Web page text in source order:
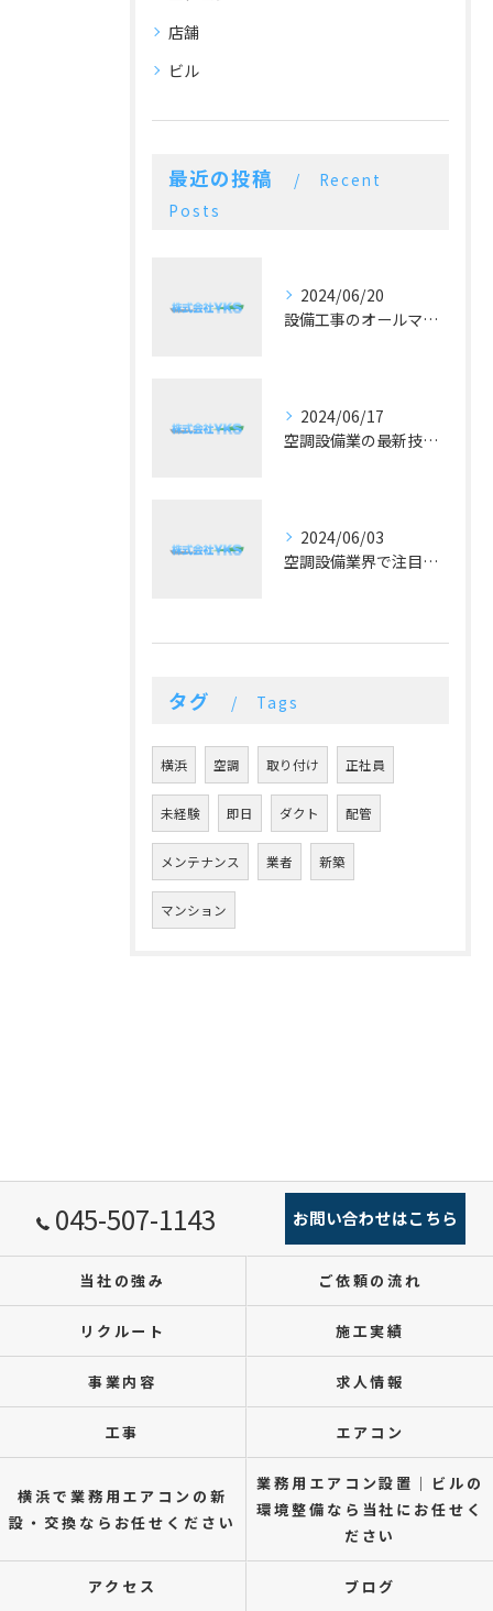
店舗
ビル
最近の投稿
Recent
Posts
2024/06/20
設備工事のオールマイティー！施工実績豊富な空調設備業
2024/06/17
空調設備業の最新技術と予算に合った提案が好評！
2024/06/03
空調設備業界で注目！冷暖房の最新トレンドとは？
タグ Tags
横浜 空調 取り付け 正社員
未経験 即日 ダクト 配管
メンテナンス 業者 新築
マンション
045-507-1143 お問い合わせはこちら
当社の強み ご依頼の流れ
リクルート 施工実績
事業内容 求人情報
工事 エアコン
横浜で業務用エアコンの新
設・交換ならお任せください
業務用エアコン設置｜ビルの
環境整備なら当社にお任せく
ださい
アクセス ブログ